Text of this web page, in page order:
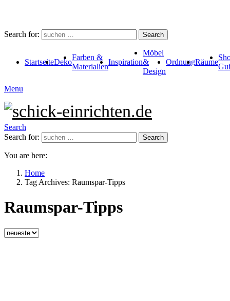
Search for: Search
StartseiteDeko
Farben &
Materialien
Inspiration
Möbel
&
Design
OrdnungRäume
Menu
Search
Search for:
Search
You are here:
Home
Tag Archives: Raumspar-Tipps
Raumspar-Tipps